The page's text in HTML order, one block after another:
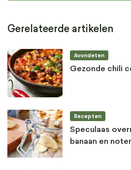
Gerelateerde artikelen
Avondeten
Gezonde chili
Recepten
Speculaas
banaan en